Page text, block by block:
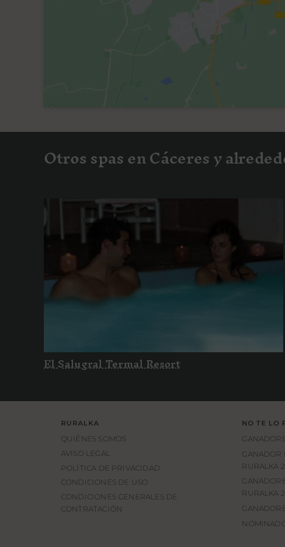
Otros spas en Cáceres y
El Salugral Termal Resort
El Salugral Termal Resort
RURALKA
QUIÉNES SOMOS
AVISO LEGAL
POLÍTICA DE PRIVACIDAD
CONDICIONES DE USO
CONDICIONES GENERALES DE
CONTRATACIÓN
NO TE LO
GANADOR
RURALKA
RURALKA